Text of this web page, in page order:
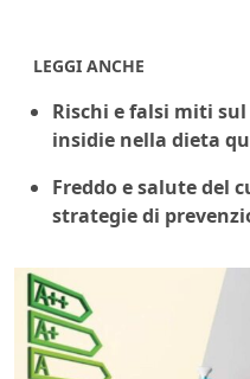
LEGGI ANCHE
Rischi e falsi miti
insidie nella dieta
Freddo e salute del
strategie di